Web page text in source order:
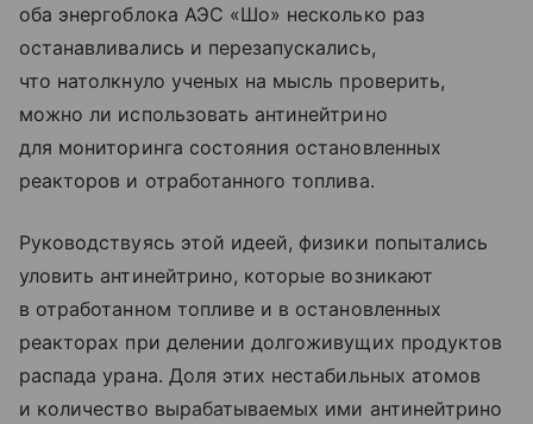
оба энергоблока АЭС «Шо» несколько раз
останавливались и перезапускались,
что натолкнуло ученых на мысль проверить,
можно ли использовать антинейтрино
для мониторинга состояния остановленных
реакторов и отработанного топлива.
Руководствуясь этой идеей, физики попытались
уловить антинейтрино, которые возникают
в отработанном топливе и в остановленных
реакторах при делении долгоживущих продуктов
распада урана. Доля этих нестабильных атомов
и количество вырабатываемых ими антинейтрино